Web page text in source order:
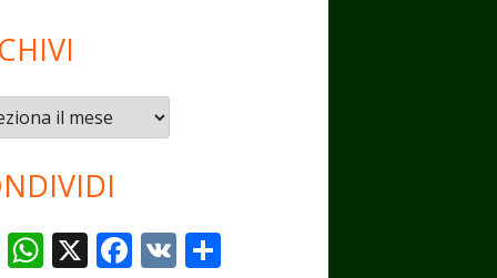
T W X F V